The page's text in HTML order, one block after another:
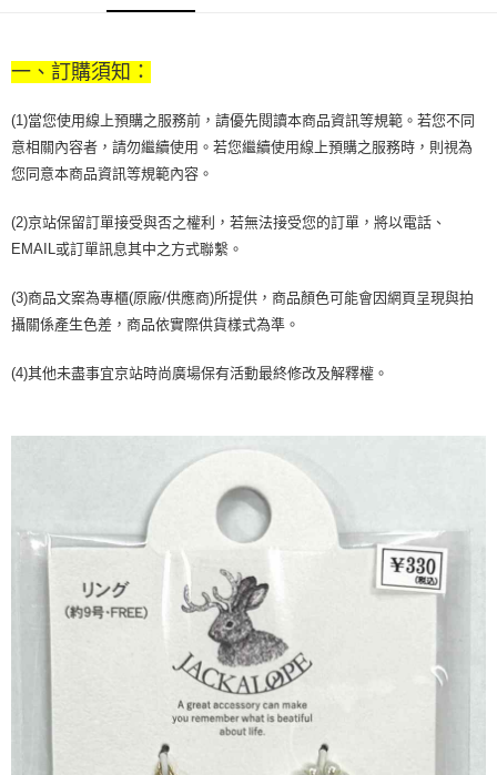
流程，驗證手機門號後，選擇欲分期的期數、繳款截止日，確認付款後即完
成交易。
4.訂單成立30分鐘內，如未前往確認交易或遇審核未通過，訂單將自動取
消。如遇「轉專審核」未通過狀況，表示未達大哥付你分期系統評分，恕無
法說明評估內容。
【繳款方式說明】
醒簡訊。
2.透過簡訊連結打開帳單後，可選擇「超商條碼／台灣大直營門市／銀行轉
【注意事項】
1.本服務係由「台灣大哥大股份有限公司」（以下簡稱本公司）所提供，讓
買賣價金債權讓與本公司後，依約使用本公司帳單繳交帳款。
2.基於同意付款使用「大哥付你分期」之契約關係目的，商店將以您的個人
【關於「AFTEE先享後付」】
便利好安心！
２．便利：只要手機號碼，簡訊認證，即可結帳。
３．安心：先確認商品／服務後，再付款。
【「AFTEE先享後付」結帳流程】
１．於結帳方式選擇「AFTEE先享後付」後，將跳轉至「AFTEE先享後付」
結帳頁面，進行簡訊認證並確認金額後，即可完成結帳。
３．收到繳費通知簡訊後14天內，點擊此簡訊中的連結，可透過四大超商／
ATM／網路銀行／等多元方式進行付款，方視為交易完成。
※ 請注意：結帳手續完成當下不需立刻繳費，但若您需要取消訂單，請聯絡
後付繳納相關費用。
客戶支援中心」https://netprotections.freshdesk.com/support/home
１．透過由恩沛科技股份有限公司提供之「AFTEE先享後付」服務完成之交
易，需依本服務之必要範圍內提供個人資料，並將交易相關給付款項請求債
權轉讓予恩沛科技股份有限公司。
２．關於個人資料處理事宜，請瀏覽以下網址：
３．未成年的使用者請事先徵得法定代理人或監護人之同意方可使用
「AFTEE先享後付」，若未經同意申辦者引起之損失，本公司不負相關責
４．使用「AFTEE先享後付」時，將依據個別帳號之用戶狀況，依本公司即
時審查核予不同之上限額度；若仍有額度不足之情形，本公司將視審查結果
５．嚴禁一人註冊多個帳號或使用他人資訊註冊。若發現惡意使用之情形，
恩沛科技股份有限公司將有權停止該用戶之使用額度並採取法律行動。
運送方式
付款後全家取貨
每筆NT$70，滿NT$899(含以上)免運費
付款後7-11取貨
宅配
一、訂購須知：
(1)當您使用線上預購之服務前，請優先閱讀本商品資訊等規範。若您不同
意相關內容者，請勿繼續使用。若您繼續使用線上預購之服務時，則視為
您同意本商品資訊等規範內容。
(2)京站保留訂單接受與否之權利，若無法接受您的訂單，將以電話、
EMAIL或訂單訊息其中之方式聯繫。
(3)商品文案為專櫃(原廠/供應商)所提供，商品顏色可能會因網頁呈現與拍
攝關係產生色差，商品依實際供貨樣式為準。
(4)其他未盡事宜京站時尚廣場保有活動最終修改及解釋權。